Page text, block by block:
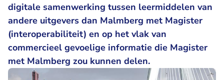
digitale samenwerking tussen leermiddelen van
andere uitgevers dan Malmberg met Magister
(interoperabiliteit) en op het vlak van
commercieel gevoelige informatie die Magister
met Malmberg zou kunnen delen.